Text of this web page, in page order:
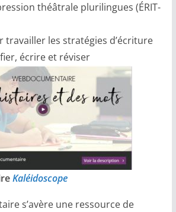
théâtrale plurilingues (ÉRIT-
travailler les stratégies d’écriture
écrire et réviser
Kaléidoscope
s’avère une ressource de